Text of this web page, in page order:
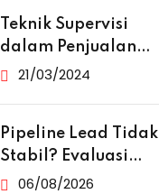
Teknik Supervisi
dalam Penjualan
yang Efektif
21/03/2024
Pipeline Lead Tidak
Stabil? Evaluasi
Funnel Marketing
06/08/2026